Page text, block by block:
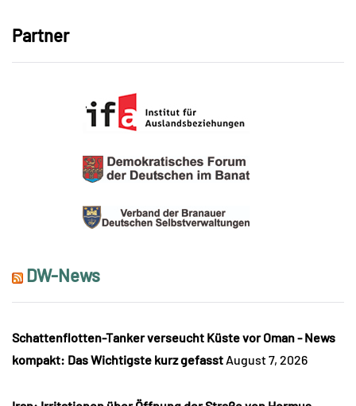
Partner
DW-News
Schattenflotten-Tanker verseucht Küste vor Oman - News
kompakt: Das Wichtigste kurz gefasst August 7, 2026